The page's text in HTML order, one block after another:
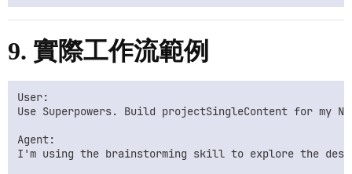
9. 實際工作流範例
User:
Use Superpowers. Build projectSingleContent for my
Agent:
I'm using the brainstorming skill to explore the